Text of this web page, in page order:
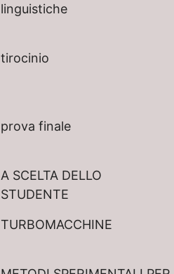
linguistiche
tirocinio
prova finale
A SCELTA DELLO
STUDENTE
TURBOMACCHINE